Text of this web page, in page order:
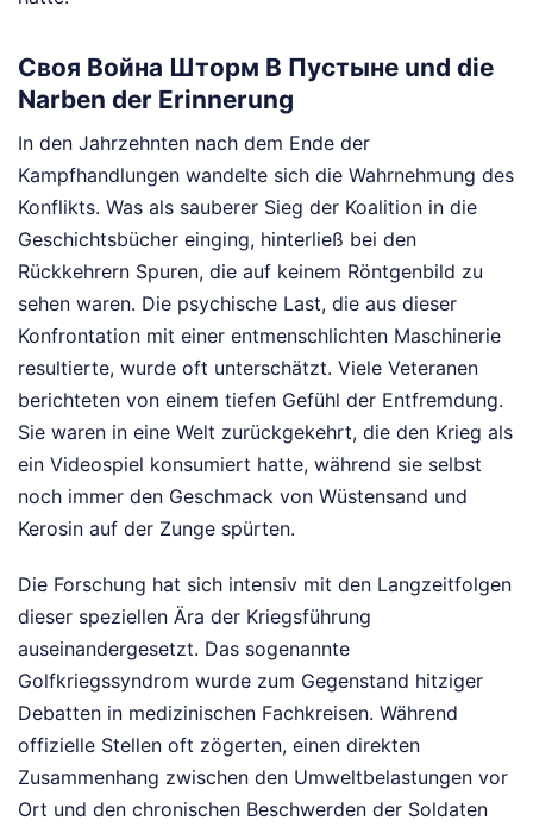
Своя Война Шторм В Пустыне und die
Narben der Erinnerung
In den Jahrzehnten nach dem Ende der
Kampfhandlungen wandelte sich die Wahrnehmung des
Konflikts. Was als sauberer Sieg der Koalition in die
Geschichtsbücher einging, hinterließ bei den
Rückkehrern Spuren, die auf keinem Röntgenbild zu
sehen waren. Die psychische Last, die aus dieser
Konfrontation mit einer entmenschlichten Maschinerie
resultierte, wurde oft unterschätzt. Viele Veteranen
berichteten von einem tiefen Gefühl der Entfremdung.
Sie waren in eine Welt zurückgekehrt, die den Krieg als
ein Videospiel konsumiert hatte, während sie selbst
noch immer den Geschmack von Wüstensand und
Kerosin auf der Zunge spürten.
Die Forschung hat sich intensiv mit den Langzeitfolgen
dieser speziellen Ära der Kriegsführung
auseinandergesetzt. Das sogenannte
Golfkriegssyndrom wurde zum Gegenstand hitziger
Debatten in medizinischen Fachkreisen. Während
offizielle Stellen oft zögerten, einen direkten
Zusammenhang zwischen den Umweltbelastungen vor
Ort und den chronischen Beschwerden der Soldaten